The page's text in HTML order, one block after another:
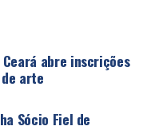
abre inscrições
arte
Sócio Fiel de